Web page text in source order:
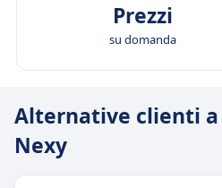
Prezzi
su domanda
Alternative clienti a
Nexy